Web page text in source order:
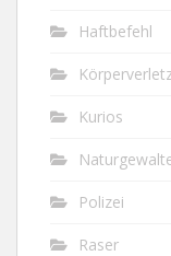
Haftbefehl
Kurios
Polizei
Raser